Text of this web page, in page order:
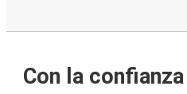
Con la